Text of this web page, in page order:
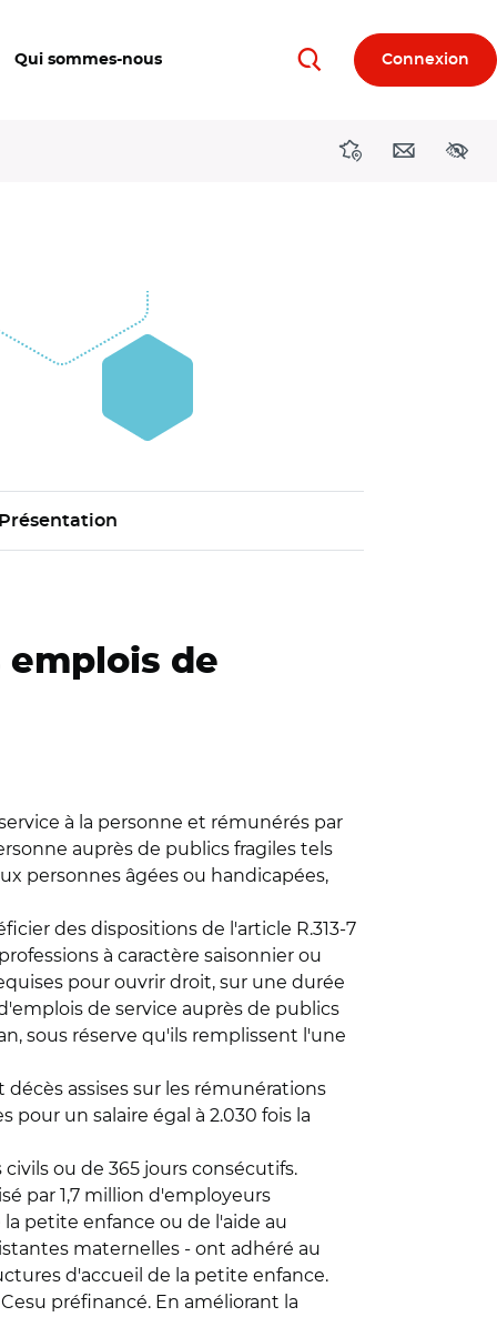
Qui sommes-nous RechercherConnexion
DirectionsContact
Présentation
emplois de
à la personne et rémunérés par
auprès de publics fragiles tels
personnes âgées ou handicapées,
des dispositions de l'article R.313-7
à caractère saisonnier ou
pour ouvrir droit, sur une durée
de service auprès de publics
sous réserve qu'ils remplissent l'une
assises sur les rémunérations
un salaire égal à 2.030 fois la
ou de 365 jours consécutifs.
par 1,7 million d'employeurs
petite enfance ou de l'aide au
maternelles - ont adhéré au
d'accueil de la petite enfance.
préfinancé. En améliorant la